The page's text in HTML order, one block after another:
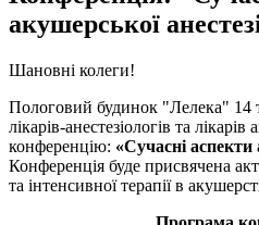
акушерської
Шановні колеги!
Пологовий будинок "Лелека" 14
лікарів-анестезіологів та
конференцію: «Сучасні аспекти
Конференція буде присвячена
та інтенсивної терапії в